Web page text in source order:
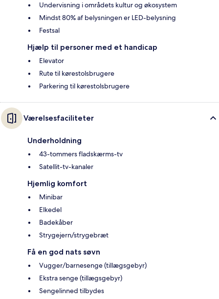
Undervisning i områdets kultur og økosystem
Mindst 80% af belysningen er LED-belysning
Festsal
Hjælp til personer med et handicap
Elevator
Rute til kørestolsbrugere
Parkering til kørestolsbrugere
Værelsesfaciliteter
Underholdning
43-tommers fladskærms-tv
Satellit-tv-kanaler
Hjemlig komfort
Minibar
Elkedel
Badekåber
Strygejern/strygebræt
Få en god nats søvn
Vugger/barnesenge (tillægsgebyr)
Ekstra senge (tillægsgebyr)
Sengelinned tilbydes